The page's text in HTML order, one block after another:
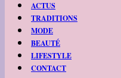
ACTUS
TRADITIONS
MODE
BEAUTÉ
LIFESTYLE
CONTACT